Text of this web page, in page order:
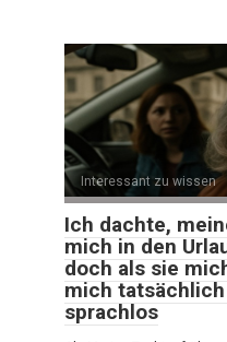
Interessant zu wissen
Ich dachte,
mich in den
doch als sie
mich
sprachlos